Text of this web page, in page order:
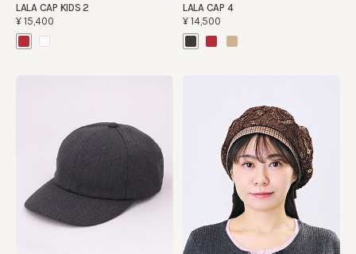
LALA CAP KIDS 2
¥15,400
LALA CAP 4
¥14,500